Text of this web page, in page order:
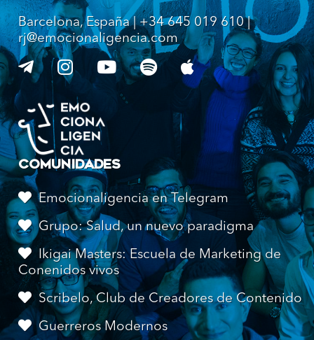
Barcelona, España | +34 645 019 610 |
rj@emocionaligencia.com
COMUNIDADES
Emocionaligencia en Telegram
Grupo: Salud, un nuevo paradigma
Ikigai Masters: Escuela de Marketing de
Conenidos vivos
Scribelo, Club de Creadores de Contenido
Guerreros Modernos